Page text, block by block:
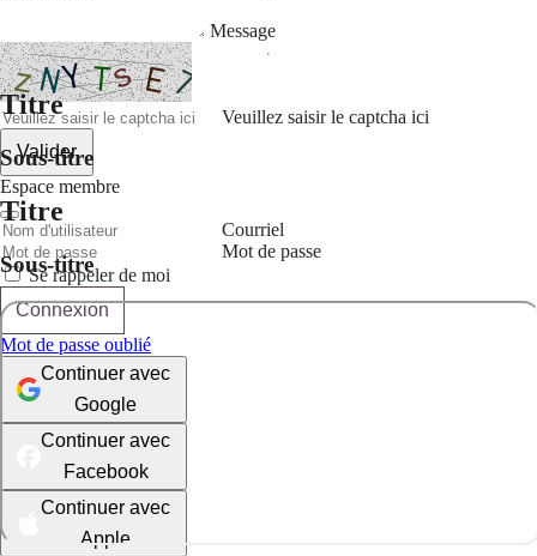
Titre
Sous-titre
Titre
Sous-titre
Message
Veuillez saisir le captcha ici
Valider
Espace membre
Courriel
Mot de passe
Se rappeler de moi
Connexion
Mot de passe oublié
Continuer avec
Google
Continuer avec
Facebook
Continuer avec
Apple